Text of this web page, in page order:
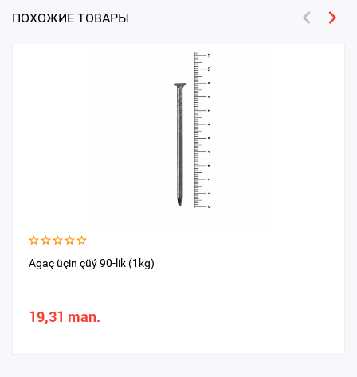
ПОХОЖИЕ ТОВАРЫ
Agaç üçin çüý 90-lik (1kg)
19,31 man.